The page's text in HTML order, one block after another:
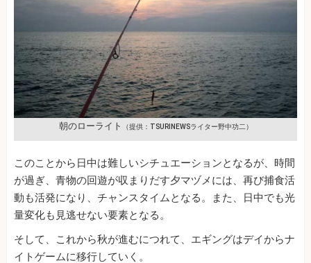
朝のローライト （提供：TSURINEWSライター野中功二）
このことから日中は難しいシチュエーションとなるが、時間
が過ぎ、青物の回遊が収まりだす夕マヅメには、再び捕食活
動も活発になり、チャンスタイムとなる。また、日中でも光
量変化も見逃せない要素となる。
そして、これから秋が進むにつれて、エギングはデイからナ
イトゲームに移行していく。